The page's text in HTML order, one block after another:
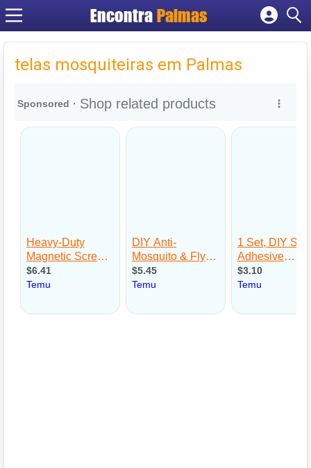
Encontra Palmas
Cadastrar empresa
Criar conta
telas mosquiteiras em Palmas